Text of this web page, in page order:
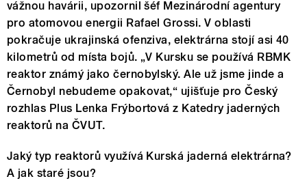
vážnou havárii, upozornil šéf Mezinárodní agentury
pro atomovou energii Rafael Grossi. V oblasti
pokračuje ukrajinská ofenziva, elektrárna stojí asi 40
kilometrů od místa bojů. „V Kursku se používá RBMK
reaktor známý jako černobylský. Ale už jsme jinde a
Černobyl nebudeme opakovat,“ ujišťuje pro Český
rozhlas Plus Lenka Frýbortová z Katedry jaderných
reaktorů na ČVUT.
Jaký typ reaktorů využívá Kurská jaderná elektrárna?
A jak staré jsou?